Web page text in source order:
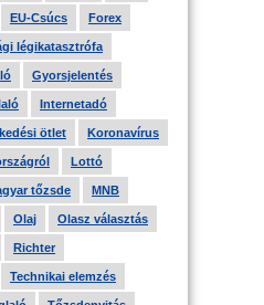
EU-Csúcs Forex
légikatasztrófa
Gyorsjelentés
Internetadó
ötlet Koronavírus
Lottó
tőzsde MNB
Olaj Olasz választás
Richter
Technikai elemzés